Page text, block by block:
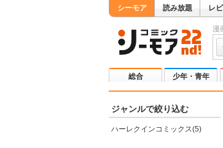
シーモア 読み放題 レ
漫
総合 少年・青年
ジャンルで絞り込む
ハーレクインコミックス(5)